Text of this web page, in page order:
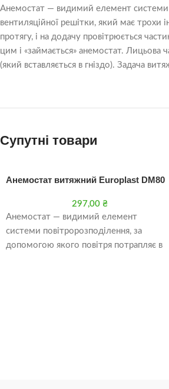
Анемостат — видимий елемент системи
вентиляційної решітки, який має
протягу, і на додачу провітрюється
цим і «займається» анемостат.
(який вставляється в гніздо). Задача
Супутні товари
Анемостат витяжний Europlast DM80
297,00₴
Анемостат — видимий елемент
системи повітророзподілення, за
допомогою якого повітря потрапляє в